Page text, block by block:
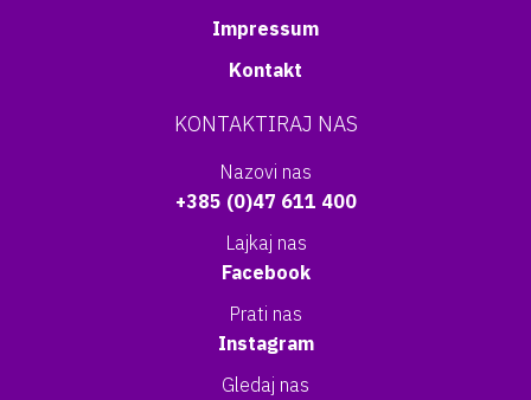
Impressum
Kontakt
KONTAKTIRAJ NAS
Nazovi nas
+385 (0)47 611 400
Lajkaj nas
Facebook
Prati nas
Instagram
Gledaj nas